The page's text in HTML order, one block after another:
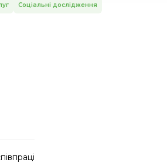
Соціальні дослідження